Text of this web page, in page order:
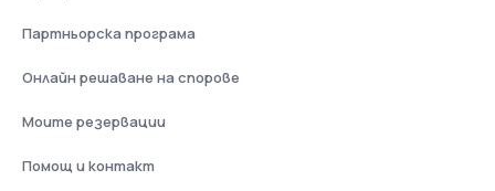
Партньорска програма
Онлайн решаване на спорове
Моите резервации
Помощ и контакт